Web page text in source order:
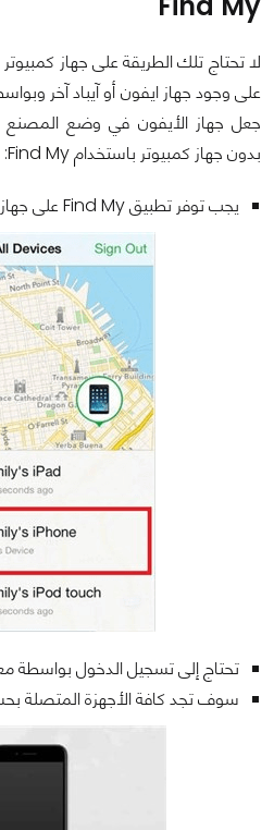
لا تحتاج تلك الطريقة على جهاز
جعل جهاز الأيفون في وضع المصنع
بدون جهاز كمبيوتر باستخدام Find My:
يجب توفر تطبيق Find My على جهاز الآيباد أو الآيفون الآخر
تحتاج إلى تسجيل الدخول بواسطة
سوف تجد كافة الأجهزة المتصلة